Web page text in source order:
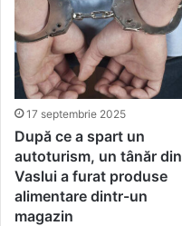
17 septembrie 2025
După ce a spart un
autoturism, un tânăr din
Vaslui a furat produse
alimentare dintr-un
magazin